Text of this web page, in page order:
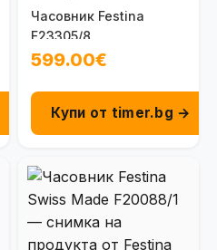
Часовник Festina
F23305/8
599.00€
Купи от timer.bg →